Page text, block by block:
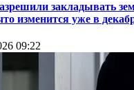
закладывать
изменится уже в
09:22